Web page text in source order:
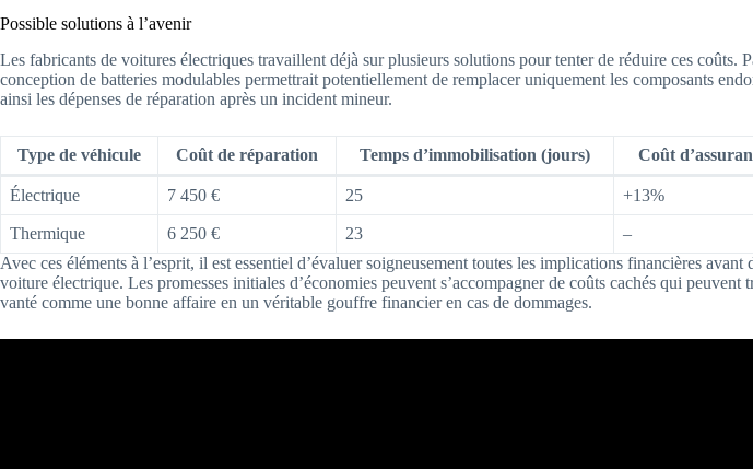
Possible solutions à l’avenir
Les fabricants de voitures électriques travaillent déjà sur plusieurs solutions pour tenter de réduire ces coûts.
conception de batteries modulables permettrait potentiellement de remplacer uniquement les composants
ainsi les dépenses de réparation après un incident mineur.
Type de véhicule Coût de réparation Temps d’immobilisation (jours) Coût
Électrique 7 450 € 25 +13%
Thermique 6 250 € 23
–
Avec ces éléments à l’esprit, il est essentiel d’évaluer soigneusement toutes les implications financières avant
voiture électrique. Les promesses initiales d’économies peuvent s’accompagner de coûts cachés qui peuvent
vanté comme une bonne affaire en un véritable gouffre financier en cas de dommages.